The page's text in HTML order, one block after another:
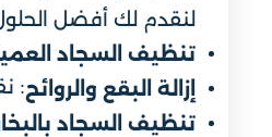
لنقدم لك أفضل
تنظيف السجاد
إزالة البقع والروائح:
تنظيف السجاد